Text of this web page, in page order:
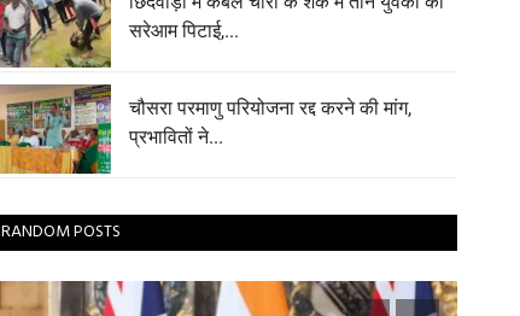
सरेआम पिटाई,...
चौसरा परमाणु परियोजना रद्द करने की मांग,
प्रभावितों ने...
RANDOM POSTS